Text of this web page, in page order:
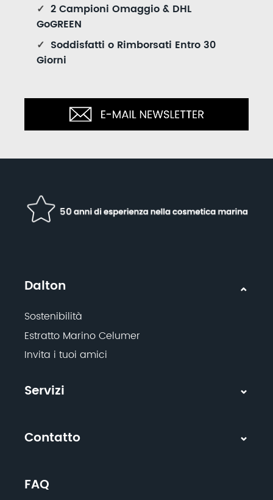
✓ 2 Campioni Omaggio & DHL
GoGREEN
✓ Soddisfatti o Rimborsati Entro 30
Giorni
Dalton
Sostenibilità
Estratto Marino Celumer
Invita i tuoi amici
Servizi
Contatto
FAQ